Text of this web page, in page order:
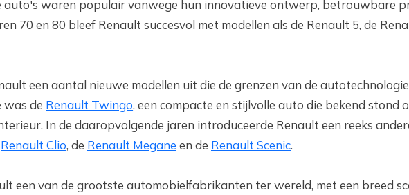
auto's waren populair vanwege hun innovatieve ontwerp, betrouwbare
70 en 80 bleef Renault succesvol met modellen als de Renault 5, de
een aantal nieuwe modellen uit die de grenzen van de
was de Renault Twingo, een compacte en stijlvolle auto die bekend stond
In de daaropvolgende jaren introduceerde Renault een reeks
Renault Clio, de Renault Megane en de Renault Scenic.
een van de grootste automobielfabrikanten ter wereld, met een breed